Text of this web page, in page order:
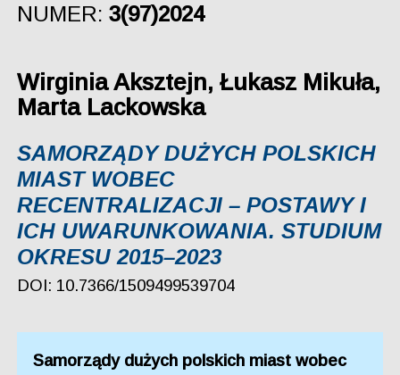
NUMER: 3(97)2024
Wirginia Aksztejn, Łukasz Mikuła,
Marta Lackowska
SAMORZĄDY DUŻYCH POLSKICH
MIAST WOBEC
RECENTRALIZACJI – POSTAWY I
ICH UWARUNKOWANIA. STUDIUM
OKRESU 2015–2023
DOI: 10.7366/1509499539704
Samorządy dużych polskich miast wobec